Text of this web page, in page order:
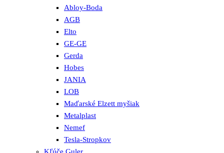
Abloy-Boda
AGB
Elto
GE-GE
Gerda
Hobes
JANIA
LOB
Maďarské Elzett myšiak
Metalplast
Nemef
Tesla-Stropkov